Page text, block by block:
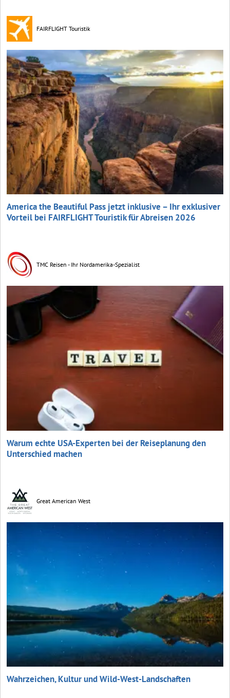
FAIRFLIGHT Touristik
America the Beautiful Pass jetzt inklusive – Ihr exklusiver
Vorteil bei FAIRFLIGHT Touristik für Abreisen 2026
TMC Reisen - Ihr Nordamerika-Spezialist
Warum echte USA-Experten bei der Reiseplanung den
Unterschied machen
Great American West
Wahrzeichen, Kultur und Wild-West-Landschaften